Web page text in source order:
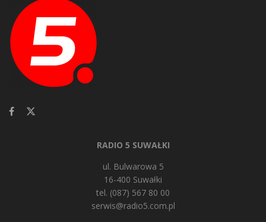
RADIO 5 SUWAŁKI
ul. Bulwarowa 5
16-400 Suwałki
tel. (087) 567 80 00
serwis@radio5.com.pl